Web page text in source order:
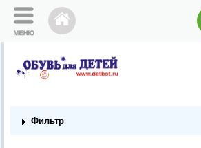
Фильтр